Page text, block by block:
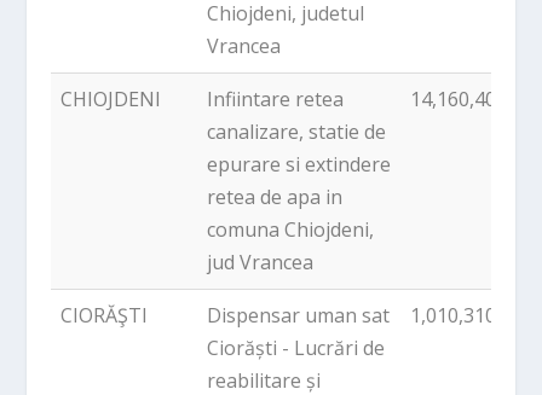
Chiojdeni, judetul
Vrancea
CHIOJDENI
Infiintare retea
canalizare, statie de
epurare si extindere
retea de apa in
comuna Chiojdeni,
jud Vrancea
14,160,405.00
CIORĂŞTI
Dispensar uman sat
Ciorăști - Lucrări de
reabilitare și
1,010,310.00